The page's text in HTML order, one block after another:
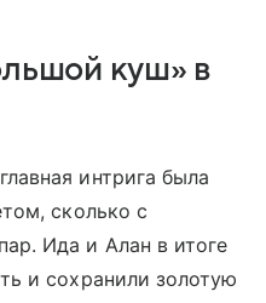
куш» в
интрига была
сколько с
Ида и Алан в итоге
и сохранили золотую